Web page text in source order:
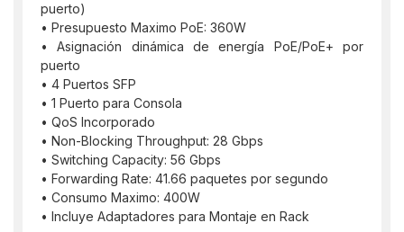
puerto)
• Presupuesto Maximo PoE: 360W
• Asignación dinámica de energía PoE/PoE+ por
puerto
• 4 Puertos SFP
• 1 Puerto para Consola
• QoS Incorporado
• Non-Blocking Throughput: 28 Gbps
• Switching Capacity: 56 Gbps
• Forwarding Rate: 41.66 paquetes por segundo
• Consumo Maximo: 400W
• Incluye Adaptadores para Montaje en Rack